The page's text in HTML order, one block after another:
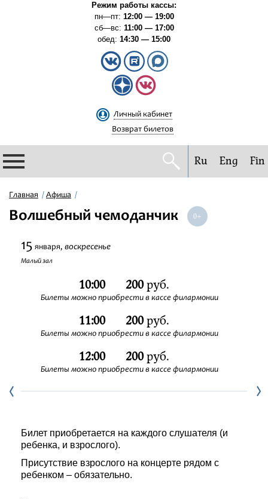
Режим работы кассы:
пн—пт: 12:00 — 19:00
сб—вс: 11:00 — 17:00
обед: 14:30 — 15:00
Личный кабинет
Возврат билетов
Филармония
Фестивали
Ru Eng Fin
Главная Афиша
Волшебный чемоданчик
15 января, воскресенье
Малый зал
10:00 200руб.
Билеты можно приобрести в кассе филармонии
11:00 200руб.
Билеты можно приобрести в кассе филармонии
12:00 200руб.
Билеты можно приобрести в кассе филармонии
Билет приобретается на каждого слушателя (и
ребенка, и взрослого).
Присутствие взрослого на концерте рядом с
ребенком – обязательно.